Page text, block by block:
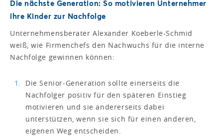
Die nächste Generation: So motivieren Unternehmer
ihre Kinder zur Nachfolge
Unternehmensberater Alexander Koeberle-Schmid
weiß, wie Firmenchefs den Nachwuchs für die interne
Nachfolge gewinnen können:
Die Senior-Generation sollte einerseits die
Nachfolger positiv für den späteren Einstieg
motivieren und sie andererseits dabei
unterstützen, wenn sie sich für einen anderen,
eigenen Weg entscheiden.